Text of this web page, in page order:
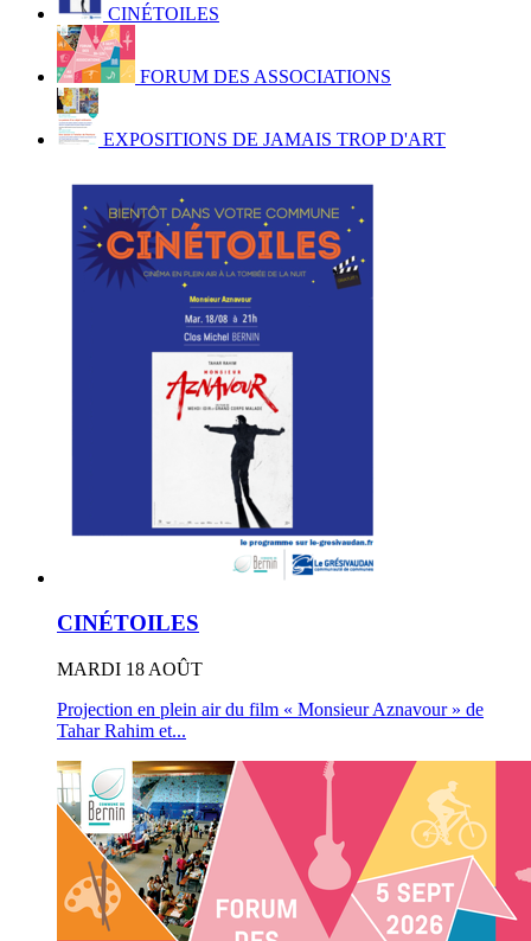
CINÉTOILES
FORUM DES ASSOCIATIONS
EXPOSITIONS DE JAMAIS TROP D'ART
CINÉTOILES
MARDI 18 AOÛT
Projection en plein air du film « Monsieur Aznavour » de
Tahar Rahim et...